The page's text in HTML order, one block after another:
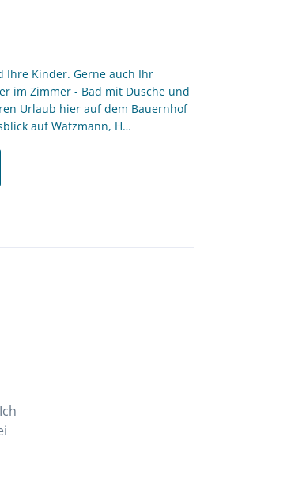
Kinder. Gerne auch Ihr
im Zimmer - Bad mit Dusche und
Urlaub hier auf dem Bauernhof
auf Watzmann, H…